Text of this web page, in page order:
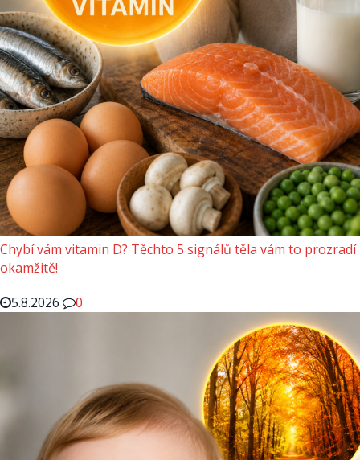
Chybí vám vitamin D? Těchto 5 signálů těla vám to prozradí
okamžitě!
5.8.2026
0